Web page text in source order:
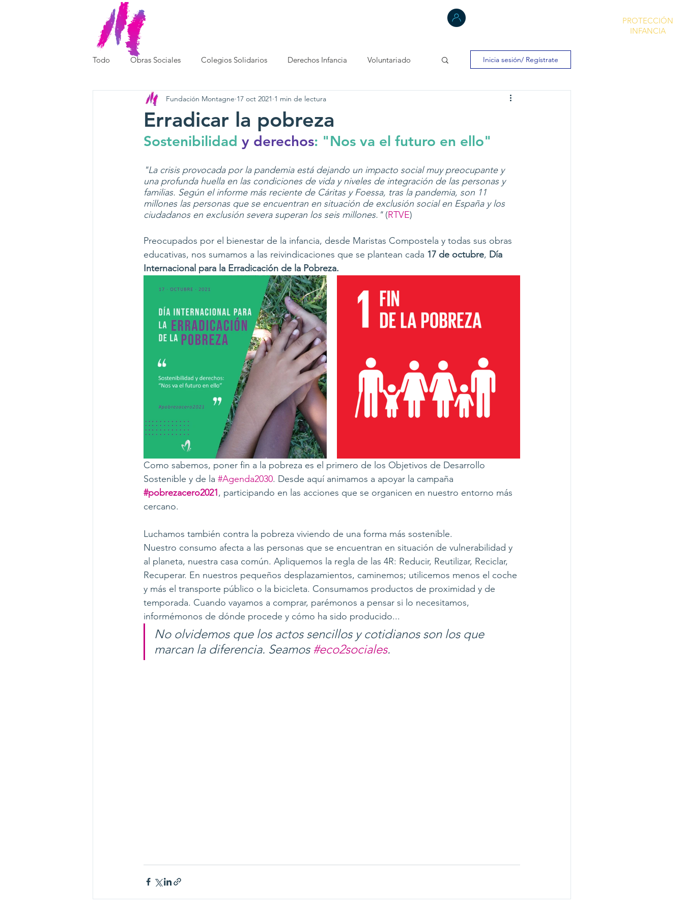
PROTECCIÓN
INFANCIA
Todo Obras Sociales Colegios Solidarios Derechos Infancia Voluntariado Inicia sesión/ Regístrate
Erradicar la pobreza
Fundación Montagne 17 oct 2021 1 min de lectura
Sostenibilidad y derechos: "Nos va el futuro en ello"
"La crisis provocada por la pandemia está dejando un impacto social muy preocupante y
una profunda huella en las condiciones de vida y niveles de integración de las personas y
familias. Según el informe más reciente de Cáritas y Foessa, tras la pandemia, son 11
millones las personas que se encuentran en situación de exclusión social en España y los
ciudadanos en exclusión severa superan los seis millones." (RTVE)
Preocupados por el bienestar de la infancia, desde Maristas Compostela y todas sus obras
educativas, nos sumamos a las reivindicaciones que se plantean cada 17 de octubre, Día
Internacional para la Erradicación de la Pobreza.
Como sabemos, poner fin a la pobreza es el primero de los Objetivos de Desarrollo
Sostenible y de la #Agenda2030. Desde aquí animamos a apoyar la campaña
#pobrezacero2021, participando en las acciones que se organicen en nuestro entorno más
cercano.
Luchamos también contra la pobreza viviendo de una forma más sostenible.
Nuestro consumo afecta a las personas que se encuentran en situación de vulnerabilidad y
al planeta, nuestra casa común. Apliquemos la regla de las 4R: Reducir, Reutilizar, Reciclar,
Recuperar. En nuestros pequeños desplazamientos, caminemos; utilicemos menos el coche
y más el transporte público o la bicicleta. Consumamos productos de proximidad y de
temporada. Cuando vayamos a comprar, parémonos a pensar si lo necesitamos,
informémonos de dónde procede y cómo ha sido producido...
No olvidemos que los actos sencillos y cotidianos son los que
marcan la diferencia. Seamos #eco2sociales.